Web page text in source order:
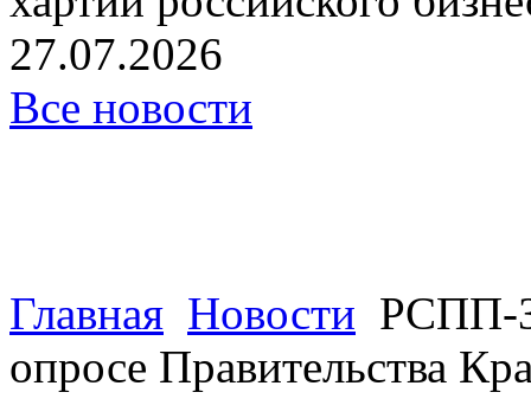
27.07.2026
Все новости
Главная Новости РСПП-
опросе Правительства